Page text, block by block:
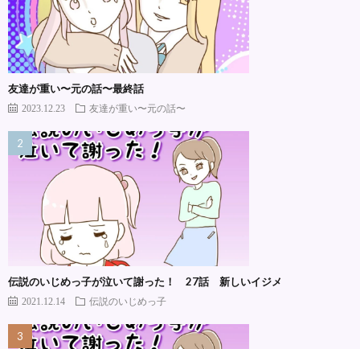
友達が重い〜元の話〜最終話
2023.12.23 友達が重い〜元の話〜
伝説のいじめっ子が泣いて謝った！ 27話 新しいイジメ
2021.12.14 伝説のいじめっ子